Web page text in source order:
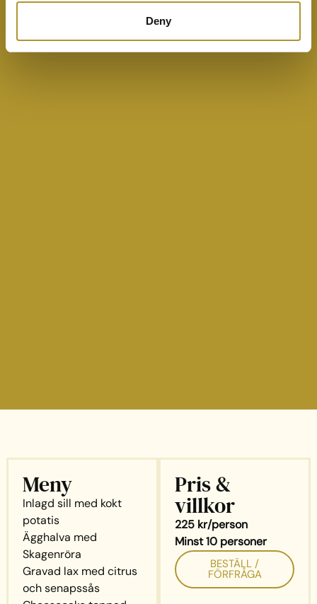
Deny
Meny
Inlagd sill med kokt
potatis
Ägghalva med
Skagenröra
Gravad lax med citrus
och senapssås
Pris &
villkor
225 kr/person
Minst 10 personer
BESTÄLL /
FÖRFRÅGA